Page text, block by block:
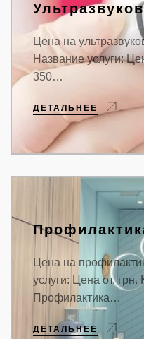
Цена на
Название услуги:
350…
ДЕТАЛЬНЕЕ
Цена на
услуги: Цена от, грн.
Профилактика…
ДЕТАЛЬНЕЕ